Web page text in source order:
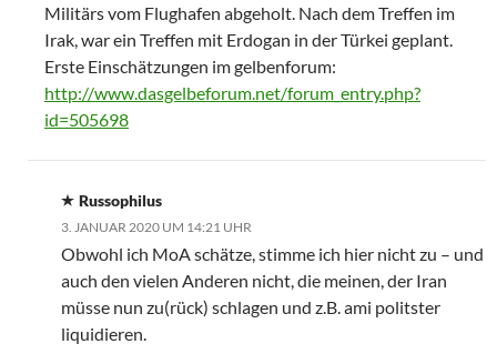
Militärs vom Flughafen abgeholt. Nach dem Treffen im
Irak, war ein Treffen mit Erdogan in der Türkei geplant.
Erste Einschätzungen im gelbenforum:
http://www.dasgelbeforum.net/forum_entry.php?
id=505698
Russophilus
3. JANUAR 2020 UM 14:21 UHR
Obwohl ich MoA schätze, stimme ich hier nicht zu – und
auch den vielen Anderen nicht, die meinen, der Iran
müsse nun zu(rück) schlagen und z.B. ami politster
liquidieren.